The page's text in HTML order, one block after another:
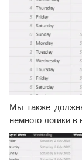
Мы также
немного логики